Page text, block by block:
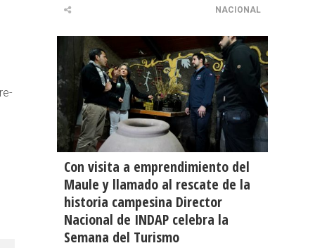
NACIONAL
Con visita a emprendimiento del
Maule y llamado al rescate de la
historia campesina Director
Nacional de INDAP celebra la
Semana del Turismo